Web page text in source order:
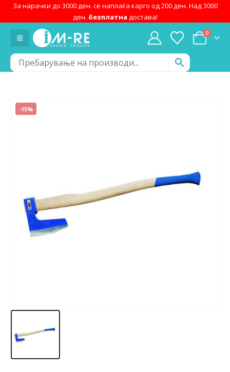
За нарачки до 3000 ден. се наплаќа карго од 200 ден. Над 3000
ден. безплатна достава!
0
-15%